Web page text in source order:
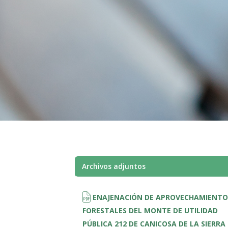
Archivos adjuntos
ENAJENACIÓN DE
FORESTALES DEL MONTE DE UTILIDAD
PÚBLICA 212 DE CANICOSA DE LA SIERRA